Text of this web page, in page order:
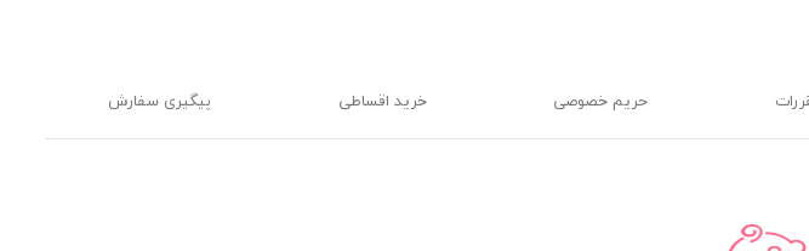
حریم خصوصی خرید اقساطی پیگیری سفارش